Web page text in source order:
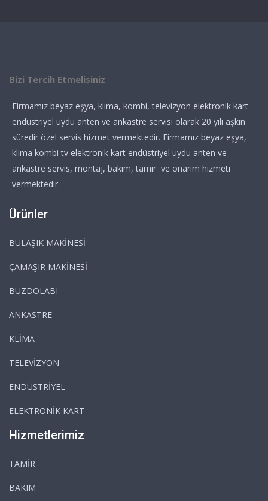
Bizi Tercih Etmelisiniz
Firmamız beyaz eşya, klima, kombi, televizyon elektronik kart
endüstriyel uydu anten ve ankastre servisi olarak 20 yılı aşkın
süredir özel servis hizmet vermektedir. Firmamız beyaz eşya,
klima kombi tv elektronik kart endüstriyel uydu anten ve
ankastre servis, montaj, bakım, tamir ve onarım hizmeti
vermektedir.
Ürünler
BULAŞIK MAKİNESİ
ÇAMAŞIR MAKİNESİ
BUZDOLABI
ANKASTRE
KLİMA
TELEVİZYON
ENDÜSTRİYEL
ELEKTRONİK KART
Hizmetlerimiz
TAMİR
BAKIM